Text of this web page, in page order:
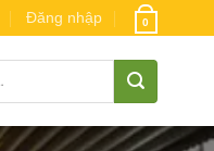
Đăng nhập 0